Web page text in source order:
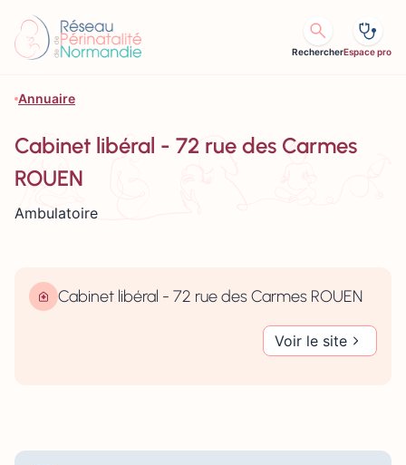
RechercherEspace pro
Annuaire
Cabinet libéral - 72 rue des Carmes
ROUEN
Ambulatoire
Cabinet libéral - 72 rue des Carmes ROUEN
Voir le site